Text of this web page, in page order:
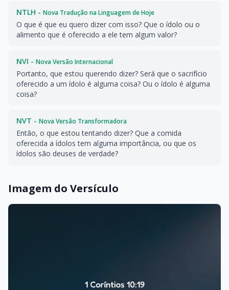
NTLH - Nova Tradução na Linguagem de Hoje
O que é que eu quero dizer com isso? Que o ídolo ou o
alimento que é oferecido a ele tem algum valor?
NVI - Nova Versão Internacional
Portanto, que estou querendo dizer? Será que o sacrifício
oferecido a um ídolo é alguma coisa? Ou o ídolo é alguma
coisa?
NVT - Nova Versão Transformadora
Então, o que estou tentando dizer? Que a comida
oferecida a ídolos tem alguma importância, ou que os
ídolos são deuses de verdade?
Imagem do Versículo